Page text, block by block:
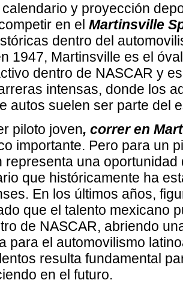
y proyección
en el Martinsville
dentro del
1947, Martinsville es el
dentro de NASCAR y
intensas, donde los
autos suelen ser parte del
piloto joven, correr en
importante. Pero para un
representa una
que históricamente ha
En los últimos años,
que el talento mexicano
de NASCAR, abriendo
para el automovilismo
resulta fundamental
en el futuro.